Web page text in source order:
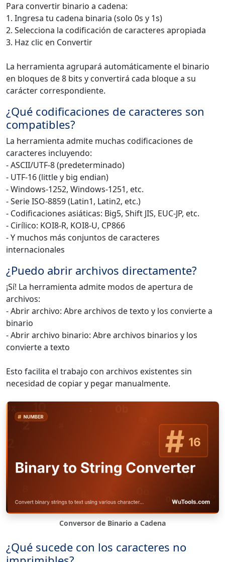
Para convertir binario a cadena:
1. Ingresa tu cadena binaria (solo 0s y 1s)
2. Selecciona la codificación de caracteres apropiada
3. Haz clic en Convertir
La herramienta agrupará automáticamente el binario
en bloques de 8 bits y convertirá cada bloque a su
carácter correspondiente.
¿Qué codificaciones de caracteres son
compatibles?
La herramienta admite muchas codificaciones de
caracteres incluyendo:
- ASCII/UTF-8 (predeterminado)
- UTF-16 (little y big endian)
- Windows-1252, Windows-1251, etc.
- Serie ISO-8859 (Latin1, Latin2, etc.)
- Codificaciones asiáticas: Big5, Shift JIS, EUC-JP, etc.
- Cirílico: KOI8-R, KOI8-U, CP866
- Y muchos más conjuntos de caracteres
internacionales
¿Puedo abrir archivos directamente?
¡Sí! La herramienta admite modos de apertura de
archivos:
- Abrir archivo: Abre archivos de texto y los convierte a
binario
- Abrir archivo binario: Abre archivos binarios y los
convierte a texto
Esto facilita el trabajo con archivos existentes sin
necesidad de copiar y pegar manualmente.
Conversor de Binario a Cadena
¿Qué sucede con los caracteres no